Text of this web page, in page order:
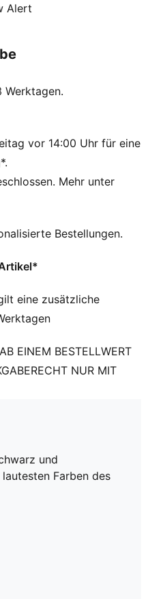
und Signalgelb
auf jeder Straße und
Farben des Fußballs
Du weißt es,
dryCELL
du trocken bleibst und
ist dieses
95 % aus
und anderen
und unter den
für ältere Kinder und
Jahren
Alert
Werktagen.
vor 14:00 Uhr für eine
Mehr unter
Bestellungen.
eine zusätzliche
AB EINEM BESTELLWERT
NUR MIT
und
Farben des